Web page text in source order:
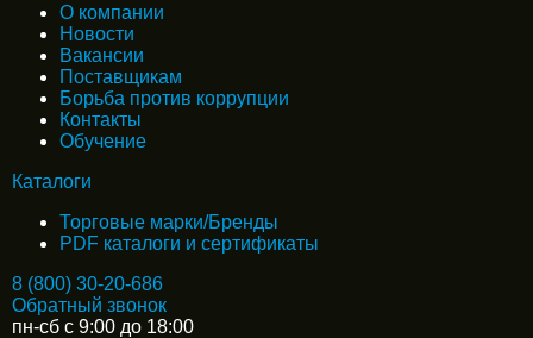
О компании
Новости
Вакансии
Поставщикам
Борьба против коррупции
Контакты
Обучение
Каталоги
Торговые марки/Бренды
PDF каталоги и сертификаты
8 (800) 30-20-686
Обратный звонок
пн-сб с 9:00 до 18:00